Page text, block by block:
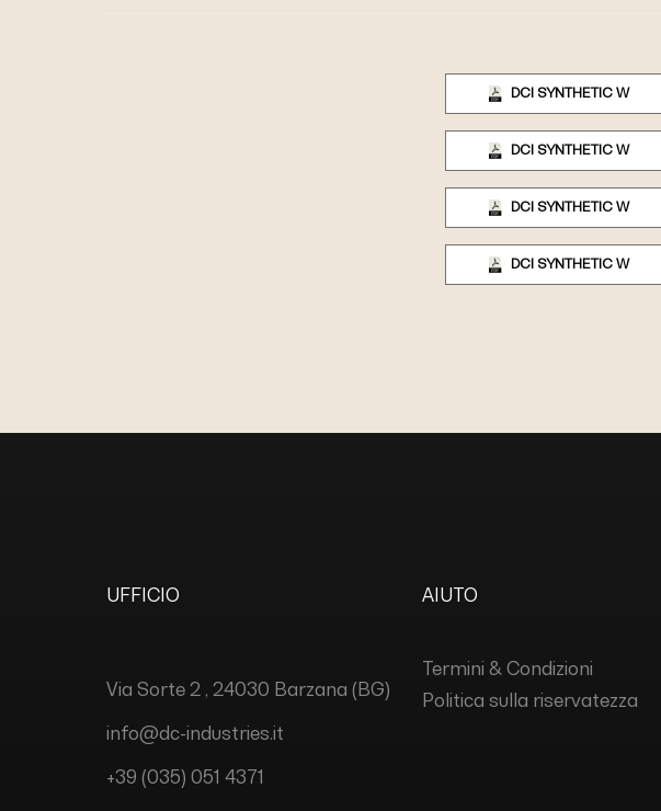
DCI SYNTHETIC W
DCI SYNTHETIC W
DCI SYNTHETIC W
DCI SYNTHETIC W
UFFICIO
Via Sorte 2 , 24030 Barzana (BG)
info@dc-industries.it
+39 (035) 051 4371
AIUTO
Termini & Condizioni
Politica sulla riservatezza